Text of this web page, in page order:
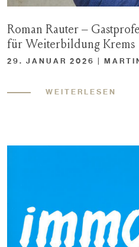
Roman Rauter –
für Weiterbildung Krems
29. JANUAR 2026 |
WEITERLESEN